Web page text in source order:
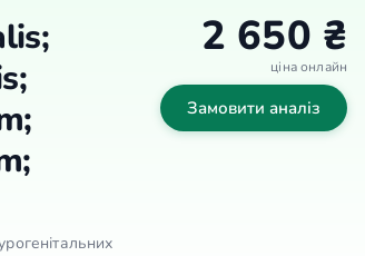
2 650 ₴
ціна онлайн
Замовити аналіз